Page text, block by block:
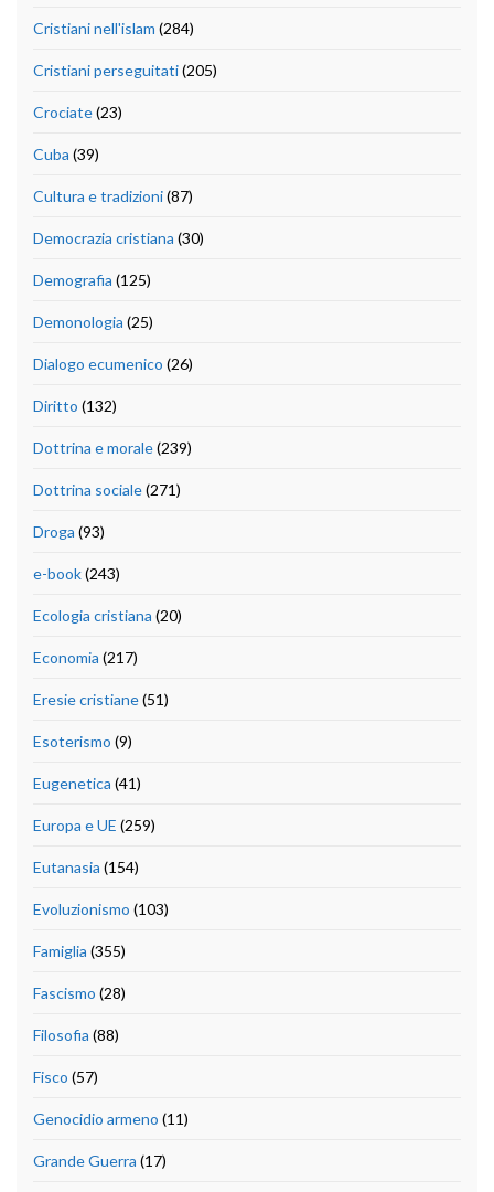
Cristiani nell'islam (284)
Cristiani perseguitati(205)
Crociate(23)
Cuba (39)
Cultura e tradizioni(87)
Democrazia cristiana (30)
Demografia (125)
Demonologia (25)
Dialogo ecumenico (26)
Diritto (132)
Dottrina e morale(239)
Dottrina sociale(271)
Droga (93)
e-book(243)
Ecologia cristiana (20)
Economia (217)
Eresie cristiane(51)
Esoterismo (9)
Eugenetica (41)
Europa e UE (259)
Eutanasia (154)
Evoluzionismo (103)
Famiglia (355)
Fascismo (28)
Filosofia (88)
Fisco (57)
Genocidio armeno (11)
Grande Guerra (17)